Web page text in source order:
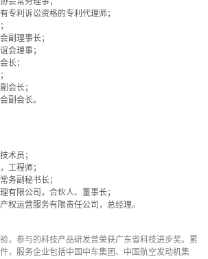
专利诉讼资格的专利代理师；
副理事长；
会理事；
长；
会长；
副会长。
术员；
工程师；
务副秘书长；
有限公司，合伙人、董事长；
权运营服务有限责任公司，总经理。
，参与的科技产品研发曾荣获广东省科技进步奖。累
，服务企业包括中国中车集团、中国航空发动机集